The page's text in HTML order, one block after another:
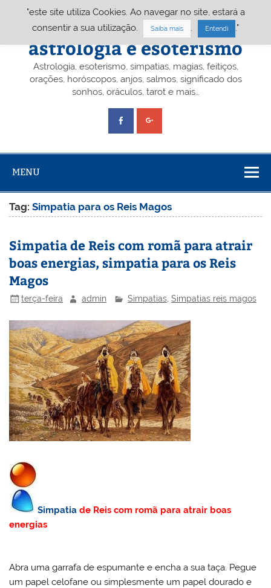
Portal A&E – Portal
astrologia e esoterismo
Astrologia, esoterismo, simpatias, magias, feitiços,
orações, horóscopos, anjos, salmos, significado dos
sonhos, oráculos, tarot e mais…
MENU
Tag:Simpatia para os Reis Magos
Simpatia de Reis com romã para atrair
boas energias, simpatia para os Reis
Magos
terça-feira admin Simpatias, Simpatias reis magos
Simpatia de Reis com romã para atrair boas
energias
Abra uma garrafa de espumante e encha a sua taça. Pegue
um papel celofane ou simplesmente um papel dourado e
"este site utiliza Cookies. Ao navegar no site, estará a
consentir a sua utilização.
Saiba mais Entendi ."